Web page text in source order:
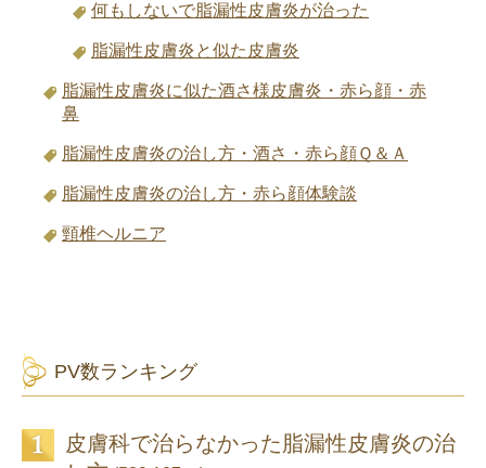
何もしないで脂漏性皮膚炎が治った
脂漏性皮膚炎と似た皮膚炎
脂漏性皮膚炎に似た酒さ様皮膚炎・赤ら顔・赤
鼻
脂漏性皮膚炎の治し方・酒さ・赤ら顔Ｑ＆Ａ
脂漏性皮膚炎の治し方・赤ら顔体験談
頸椎ヘルニア
PV数ランキング
皮膚科で治らなかった脂漏性皮膚炎の治